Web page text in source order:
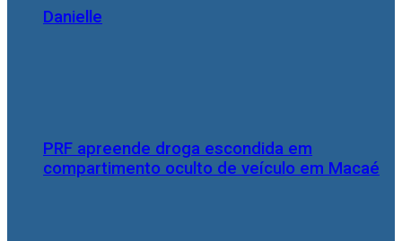
Danielle
PRF apreende droga escondida em
compartimento oculto de veículo em Macaé